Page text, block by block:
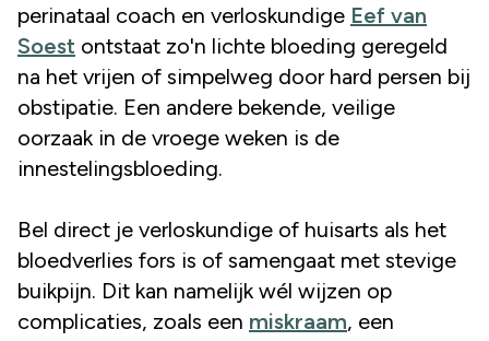
perinataal coach en verloskundige Eef van
Soest ontstaat zo'n lichte bloeding geregeld
na het vrijen of simpelweg door hard persen bij
obstipatie. Een andere bekende, veilige
oorzaak in de vroege weken is de
innestelingsbloeding.
Bel direct je verloskundige of huisarts als het
bloedverlies fors is of samengaat met stevige
buikpijn. Dit kan namelijk wél wijzen op
complicaties, zoals een miskraam, een